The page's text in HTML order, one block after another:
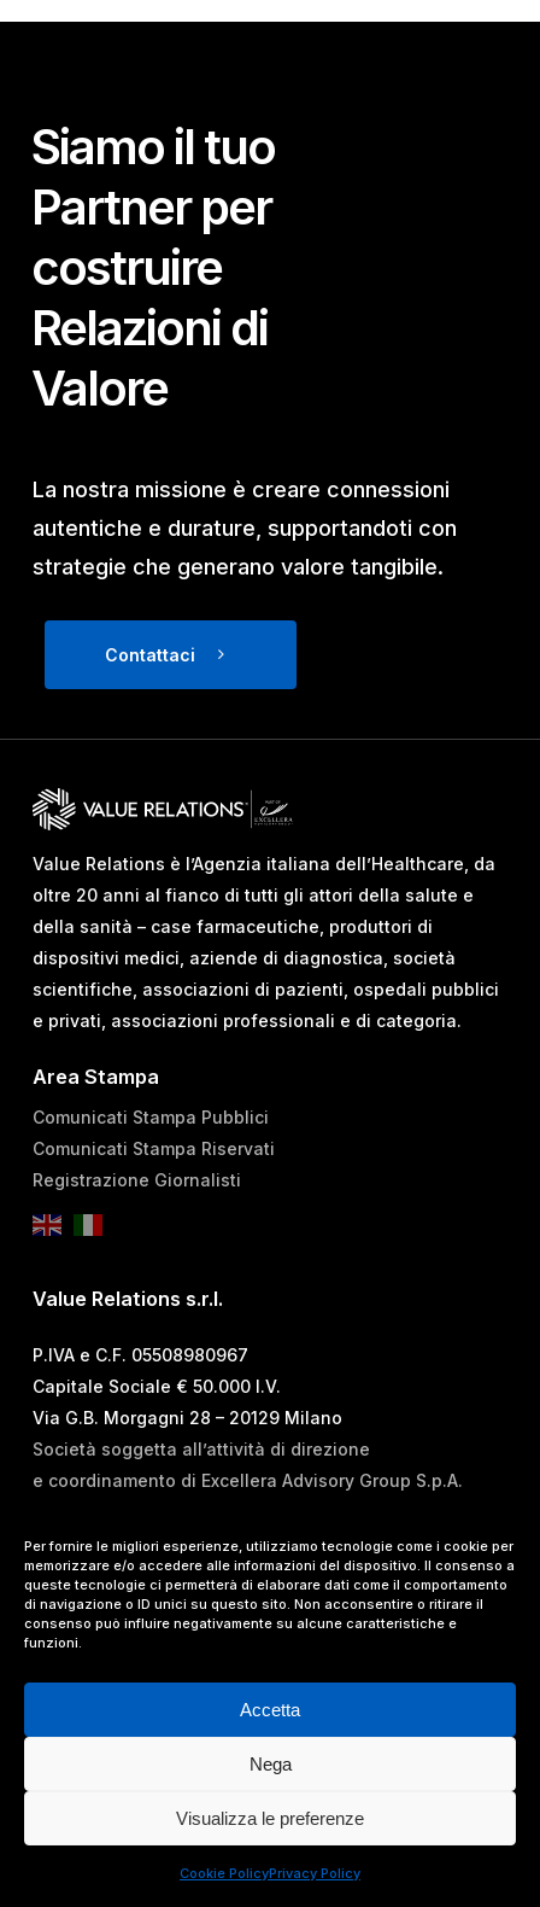
Per fornire le migliori esperienze, utilizziamo tecnologie come i cookie per
memorizzare e/o accedere alle informazioni del dispositivo. Il consenso a
queste tecnologie ci permetterà di elaborare dati come il comportamento
di navigazione o ID unici su questo sito. Non acconsentire o ritirare il
consenso può influire negativamente su alcune caratteristiche e
funzioni.
Accetta
Nega
Visualizza le preferenze
Cookie PolicyPrivacy Policy
Siamo il tuo
Partner per
costruire
Relazioni di
Valore
La nostra missione è creare connessioni
autentiche e durature, supportandoti con
strategie che generano valore tangibile.
Contattaci
Value Relations è l’Agenzia italiana dell’Healthcare, da
oltre 20 anni al fianco di tutti gli attori della salute e
della sanità – case farmaceutiche, produttori di
dispositivi medici, aziende di diagnostica, società
scientifiche, associazioni di pazienti, ospedali pubblici
e privati, associazioni professionali e di categoria.
Area Stampa
Comunicati Stampa Pubblici
Comunicati Stampa Riservati
Registrazione Giornalisti
Value Relations s.r.l.
P.IVA e C.F. 05508980967
Capitale Sociale € 50.000 I.V.
Via G.B. Morgagni 28 – 20129 Milano
Società soggetta all’attività di direzione
e coordinamento di Excellera Advisory Group S.p.A.
T. +39 02 84 99 02 01
E.info@vrelations.it
Termini d’uso|Privacy Policy|Cookie Policy|
© 2024 Value Relations Srl, All Rights Reserved.
instagram